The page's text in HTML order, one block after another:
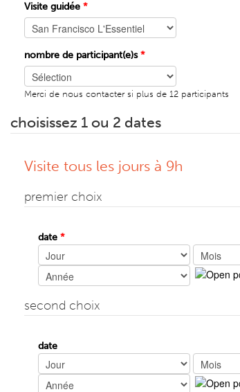
Visite guidée *
nombre de participant(e)s*
Merci de nous contacter si plus de 12 participants
choisissez 1 ou 2 dates
Visite tous les jours à 9h
premier choix
date *
Jour
Mois
Année
second choix
date
Jour
Mois
Année